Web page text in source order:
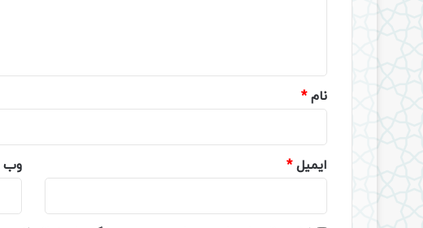
نام*
ایمیل* وب‌